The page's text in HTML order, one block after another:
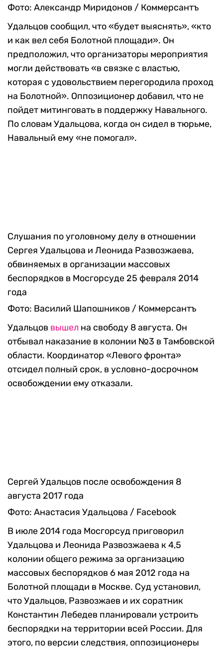
Фото: Александр Миридонов / Коммерсантъ
Удальцов сообщил, что «будет выяснять», «кто
и как вел себя Болотной площади». Он
предположил, что организаторы мероприятия
могли действовать «в связке с властью,
которая с удовольствием перегородила проход
на Болотной». Оппозиционер добавил, что не
пойдет митинговать в поддержку Навального.
По словам Удальцова, когда он сидел в тюрьме,
Навальный ему «не помогал».
Слушания по уголовному делу в отношении
Сергея Удальцова и Леонида Развозжаева,
обвиняемых в организации массовых
беспорядков в Мосгорсуде 25 февраля 2014
года
Фото: Василий Шапошников / Коммерсантъ
Удальцов вышел на свободу 8 августа. Он
отбывал наказание в колонии №3 в Тамбовской
области. Координатор «Левого фронта»
отсидел полный срок, в условно-досрочном
освобождении ему отказали.
Сергей Удальцов после освобождения 8
августа 2017 года
Фото: Анастасия Удальцова / Facebook
В июле 2014 года Мосгорсуд приговорил
Удальцова и Леонида Развозжаева к 4,5
колонии общего режима за организацию
массовых беспорядков 6 мая 2012 года на
Болотной площади в Москве. Суд установил,
что Удальцов, Развозжаев и их соратник
Константин Лебедев планировали устроить
беспорядки на территории всей России. Для
этого, по версии следствия, оппозиционеры